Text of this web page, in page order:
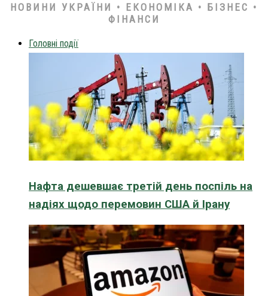
НОВИНИ УКРАЇНИ • ЕКОНОМІКА • БІЗНЕС •
ФІНАНСИ
Головні події
Нафта дешевшає третій день поспіль на
надіях щодо перемовин США й Ірану